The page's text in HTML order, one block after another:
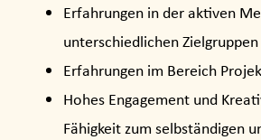
Erfahrungen in der aktiven
unterschiedlichen Zielgruppen
Erfahrungen im Bereich
Hohes Engagement und
Fähigkeit zum selbständigen